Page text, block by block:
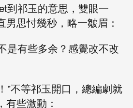
到祁玉的意思，雙眼一
男思忖幾秒，略一皺眉：
是有些多余？感覺改不改
”不等祁玉開口，總編劇就
有些激動：